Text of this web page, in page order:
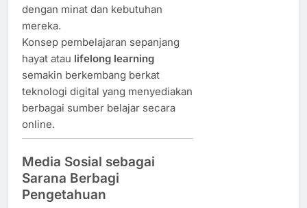
dengan minat dan kebutuhan
mereka.
Konsep pembelajaran sepanjang
hayat atau lifelong learning
semakin berkembang berkat
teknologi digital yang menyediakan
berbagai sumber belajar secara
online.
Media Sosial sebagai
Sarana Berbagi
Pengetahuan